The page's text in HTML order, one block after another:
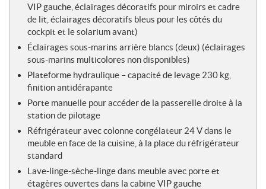
VIP gauche, éclairages décoratifs pour miroirs et cadre
de lit, éclairages décoratifs bleus pour les côtés du
cockpit et le solarium avant)
Éclairages sous-marins arrière blancs (deux) (éclairages
sous-marins multicolores non disponibles)
Plateforme hydraulique – capacité de levage 230 kg,
finition antidérapante
Porte manuelle pour accéder de la passerelle droite à la
station de pilotage
Réfrigérateur avec colonne congélateur 24 V dans le
meuble en face de la cuisine, à la place du réfrigérateur
standard
Lave-linge-sèche-linge dans meuble avec porte et
étagères ouvertes dans la cabine VIP gauche